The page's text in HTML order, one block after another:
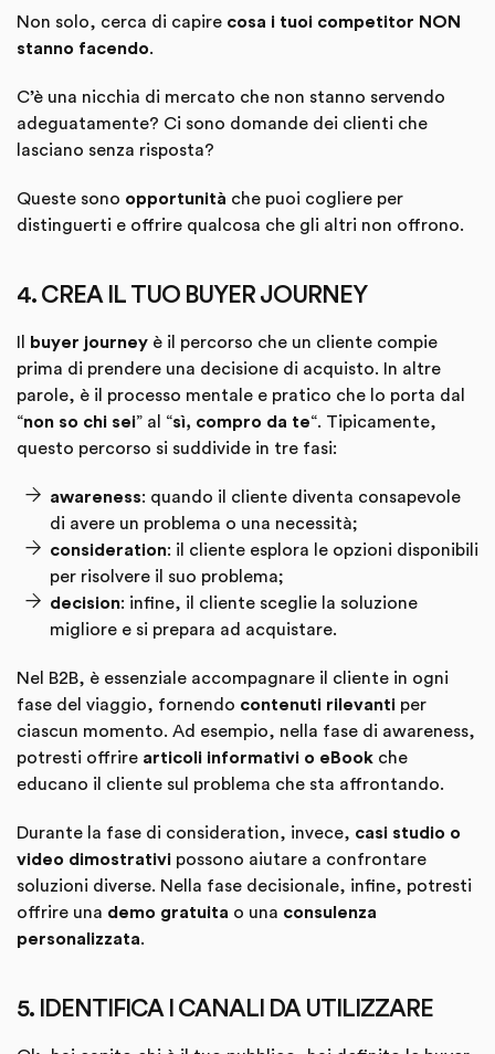
Non solo, cerca di capire cosa i tuoi competitor NON
stanno facendo.
C’è una nicchia di mercato che non stanno servendo
adeguatamente? Ci sono domande dei clienti che
lasciano senza risposta?
Queste sono opportunità che puoi cogliere per
distinguerti e offrire qualcosa che gli altri non offrono.
4. CREA IL TUO BUYER JOURNEY
buyer journey è il percorso che un cliente compie
prima di prendere una decisione di acquisto. In altre
parole, è il processo mentale e pratico che lo porta dal
“non so chi sei” al “sì, compro da te“. Tipicamente,
questo percorso si suddivide in tre fasi:
awareness: quando il cliente diventa consapevole
di avere un problema o una necessità;
consideration: il cliente esplora le opzioni disponibili
per risolvere il suo problema;
decision: infine, il cliente sceglie la soluzione
migliore e si prepara ad acquistare.
Nel B2B, è essenziale accompagnare il cliente in ogni
fase del viaggio, fornendo contenuti rilevanti per
ciascun momento. Ad esempio, nella fase di awareness,
potresti offrire articoli informativi o eBook che
educano il cliente sul problema che sta affrontando.
Durante la fase di consideration, invece, casi studio o
video dimostrativi possono aiutare a confrontare
soluzioni diverse. Nella fase decisionale, infine, potresti
offrire una demo gratuita o una consulenza
personalizzata.
5. IDENTIFICA I CANALI DA UTILIZZARE